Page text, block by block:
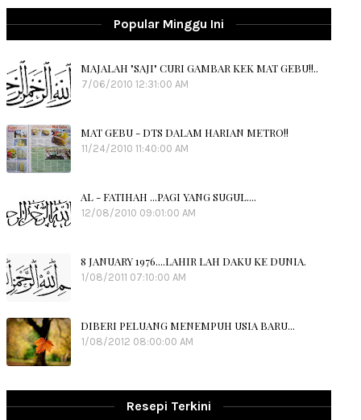
Popular Minggu Ini
MAJALAH "SAJI" CURI GAMBAR KEK MAT GEBU!!..
7/06/2010 12:31:00 AM
MAT GEBU - DTS DALAM HARIAN METRO!!
11/24/2010 11:40:00 AM
AL - FATIHAH ...PAGI YANG SUGUL....
12/08/2010 09:01:00 AM
8 JANUARY 1976....LAHIR LAH DAKU KE DUNIA.
1/08/2011 07:10:00 AM
DIBERI PELUANG MENEMPUH USIA BARU...
1/08/2012 08:00:00 AM
Resepi Terkini